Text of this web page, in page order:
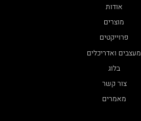
אודות
מוצרים
פרוייקטים
מעצבים ואדריכלים
בלוג
צור קשר
מאמרים